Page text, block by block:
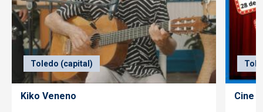
Toledo (capital)
Kiko Veneno Cine